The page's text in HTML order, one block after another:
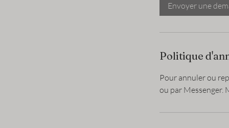
Envoyer une
Politique
Pour annuler ou
ou par Messenger.